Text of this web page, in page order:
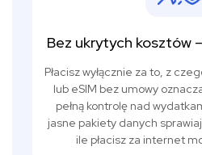
Bez ukrytych kosztów
Płacisz wyłącznie za to, z
lub eSIM bez umowy
pełną kontrolę nad
jasne pakiety danych
ile płacisz za internet